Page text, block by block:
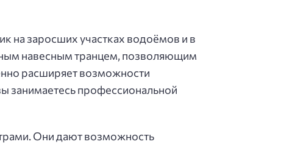
на заросших участках водоёмов и в
навесным транцем, позволяющим
расширяет возможности
занимаетесь профессиональной
Они дают возможность